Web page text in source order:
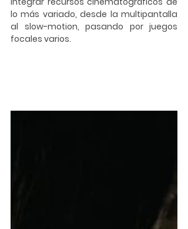
lo más variado, desde la multipantalla
al slow-motion, pasando por juegos
focales varios.